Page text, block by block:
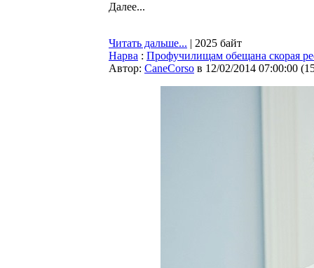
Далее...
Читать дальше... | 2025 байт
Нарва : Профучилищам обещана скорая
Автор: CaneCorso в 12/02/2014 07:00:00 (